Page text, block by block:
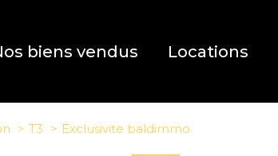
biens vendus Locations
T3 Exclusivite baldimmo